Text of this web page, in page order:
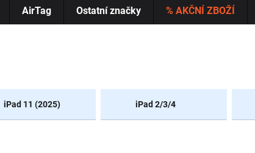
AirTag Ostatní značky % AKČNÍ ZBOŽÍ
iPad 11 (2025) iPad 2/3/4